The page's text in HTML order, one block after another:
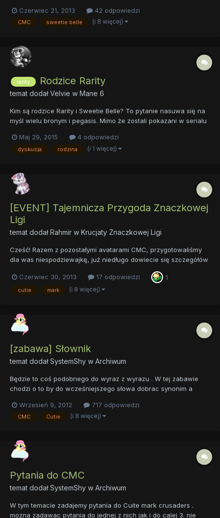
na aktualizacje. Sweetie Belle, Apple Bloom, Scootaloo, Babs
Seed, Cała Liga Fani CMC 1. Myhell 2. Fr...
Czerwiec 21, 2013 42 odpowiedzi
CMC sweetie belle (i 8 więcej)
rarity Rodzice Rarity
temat dodałVelvie w Mane 6
Kim są rodzice Rarity i Sweetie Belle? To pytanie nasuwa się na
myśl wielu bronym i pegasis. Mimo że zostali pokazani w serialu
fanfików i fanartów. W tym temacie możecie pisać swoje teorie
o ich pochodzeniu, pracy, podróżowaniu i wszystk...
Maj 29, 2015 4 odpowiedzi
dyskusja rodzina (i 1 więcej)
[EVENT] Tajemnicza Przygoda Znaczkowej
Ligi
temat dodałRahmir w Krucjaty Znaczkowej Ligi
Cześć! Razem z pozostałymi avatarami CMC, przygotowaliśmy
dla was niespodziewajkę, już niedługo dowiecie się szczegółów
Każdy kto by przechodził obok niewielkiego domku na drzewie
znajdującego się na Akrach Słodkich Jabłek mógłby usłyszeć
Czerwiec 30, 2013 17 odpowiedzi 1
cutie mark (i 8 więcej)
[zabawa] Słownik
temat dodałSystemShy w Archiwum
Będzie to coś podobnego do wyraz z wyrazu . W tej zabawie
chodzi o to by do wcześniejszego słowa dobrac synonim a
Użytkownik 2 odpowiada: - Wiekowy - jako synonim i podaje
nowe słowo: - Straszny - i tak to leci dalej . Czy pro...
Wrzesień 9, 2012 717 odpowiedzi
CMC Cutie (i 8 więcej)
Pytania do CMC
temat dodałSystemShy w Archiwum
W tym temacie zadajemy pytania do Cuite mark crusaders .
mozna zadawac pytania do jednej z nich jak i do calej 3. nie